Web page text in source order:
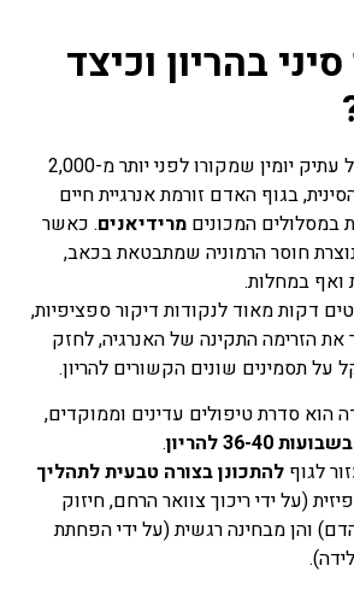
צמחי מרפא זה שם כולל לכל
צמחיות, פורמולות צמחי
בצורה טבעית, מיובשים,
תמציות, טבליות, כמוסות,
אבקות, תה.
פרחי באך
כל השיטות של טיפול
בתמציות פרחים או טיפות
שלכל מחלה קיים המקור
הנפשי וכל שינוי בו חשוב לא
פחות מהרובד הרפואי, טיפול
בפרחי באך או יותר נכון, לרוב
אפשר לומר בתמציות פרחי
באך ולפעמים ניתן גם לומר
טיפות פרחי באך. השימוש
בהריון וכיצד
הוא טיפול עתיק יומין שמקורו לפני יותר מ-2,000
בגוף האדם זורמת אנרגיית חיים
במסלולים המכונים מרידיאנים. כאשר
חוסר הרמוניה שמתבטאת בכאב,
ואף במחלות.
דקות מאוד לנקודות דיקור ספציפיות,
את הזרימה התקינה של האנרגיה, לחזק
על תסמינים שונים הקשורים להריון.
הוא סדרת טיפולים עדינים וממוקדים,
בשבועות 36-40 להריון
.
לגוף להתכונן בצורה טבעית לתהליך
(על ידי ריכוך צוואר הרחם, חיזוק
והן מבחינה רגשית (על ידי הפחתת